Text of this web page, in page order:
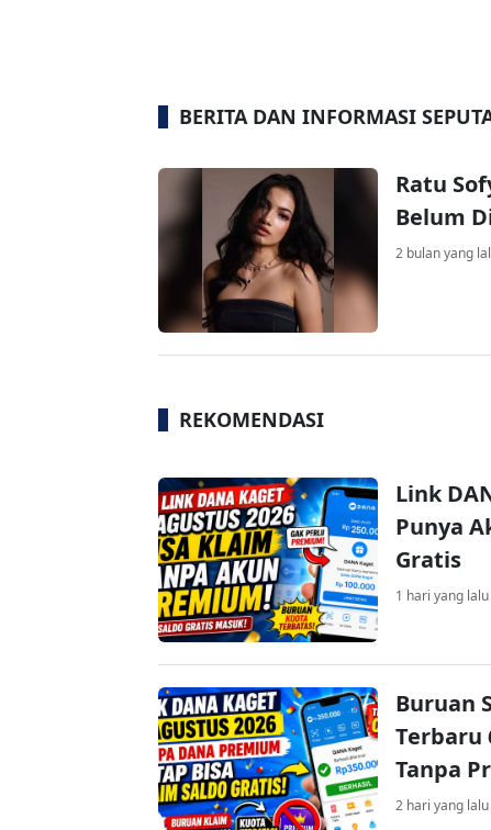
BERITA DAN INFORMASI
Ratu
Belum
2 bulan yang
REKOMENDASI
Link
Punya
Gratis
1 hari yang lalu
Buruan
Terbaru
Tanpa
2 hari yang lalu